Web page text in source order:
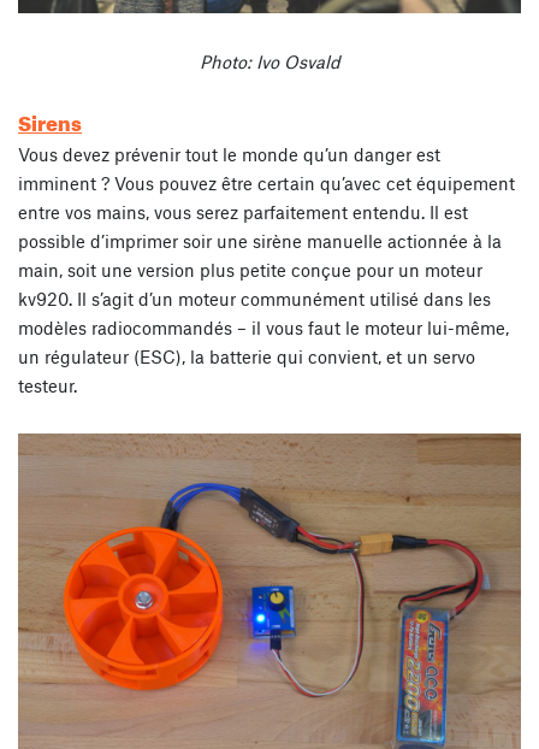
Photo: Ivo Osvald
Sirens
Vous devez prévenir tout le monde qu’un danger est
imminent ? Vous pouvez être certain qu’avec cet équipement
entre vos mains, vous serez parfaitement entendu. Il est
possible d’imprimer soir une sirène manuelle actionnée à la
main, soit une version plus petite conçue pour un moteur
kv920. Il s’agit d’un moteur communément utilisé dans les
modèles radiocommandés – il vous faut le moteur lui-même,
un régulateur (ESC), la batterie qui convient, et un servo
testeur.